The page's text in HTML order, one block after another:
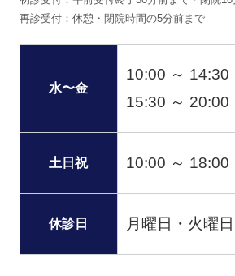
再診受付：休憩・閉院時間の5分前まで
水〜金
10:00 ～ 14:30
15:30 ～ 20:00
土日祝 10:00 ～ 18:00
休診日 月曜日・火曜日